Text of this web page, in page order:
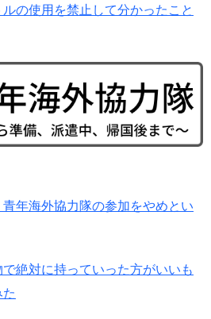
の使用を禁止して分かったこと
年海外協力隊の参加をやめとい
絶対に持っていった方がいいも